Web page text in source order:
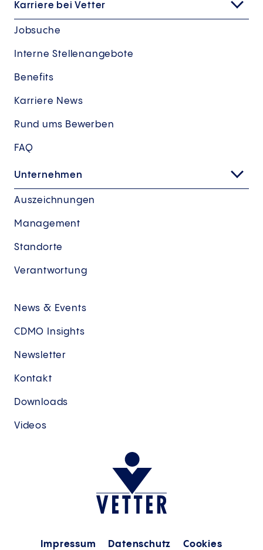
Karriere bei Vetter
Jobsuche
Interne Stellenangebote
Benefits
Karriere News
Rund ums Bewerben
FAQ
Unternehmen
Auszeichnungen
Management
Standorte
Verantwortung
News & Events
CDMO Insights
Newsletter
Kontakt
Downloads
Videos
Impressum Datenschutz Cookies